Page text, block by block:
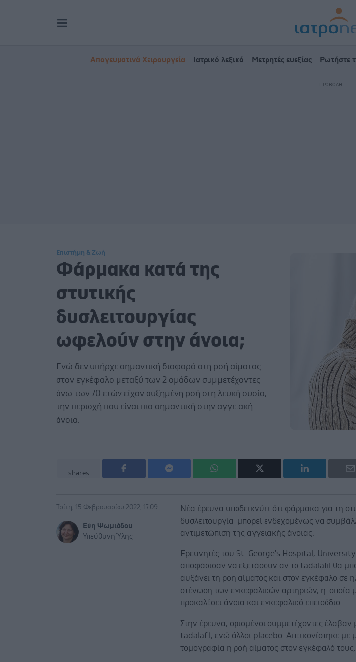
Απογευματινά Χειρουργεία Ιατρικό λεξικό Μετρητές ευεξίας Ρωτήστε
Επιστήμη & Ζωή
Φάρμακα κατά της
στυτικής
δυσλειτουργίας
ωφελούν στην άνοια;
Ενώ δεν υπήρχε σημαντική διαφορά στη ροή αίματος
στον εγκέφαλο μεταξύ των 2 ομάδων συμμετέχοντες
άνω των 70 ετών είχαν αυξημένη ροή στη λευκή ουσία,
την περιοχή που είναι πιο σημαντική στην αγγειακή
άνοια.
shares
Τρίτη, 15 Φεβρουαρίου 2022, 17:09
Εύη Ψωμιάδου
Υπεύθυνη Ύλης
Νέα έρευνα υποδεικνύει ότι φάρμακα για τη
δυσλειτουργία μπορεί ενδεχομένως να
αντιμετώπιση της αγγειακής άνοιας.
Ερευνητές του St. George's Hospital,
αποφάσισαν να εξετάσουν αν το tadalafil θα
αυξάνει τη ροη αίματος και στον εγκέφαλο σε
στένωση των εγκεφαλικών αρτηριών, η οποία
προκαλέσει άνοια και εγκεφαλικό επεισόδιο.
Στην έρευνα, ορισμένοι συμμετέχοντες έλαβαν
tadalafil, ενώ άλλοι placebo. Απεικονίστηκε με
τομογραφία η ροή αίματος στον εγκέφαλό τους.